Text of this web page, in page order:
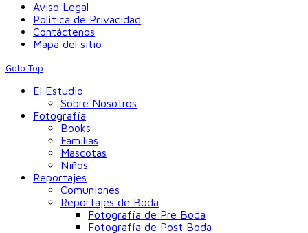
Aviso Legal
Política de Privacidad
Contáctenos
Mapa del sitio
Goto Top
El Estudio
Sobre Nosotros
Fotografía
Books
Familias
Mascotas
Niños
Reportajes
Comuniones
Reportajes de Boda
Fotografía de Pre Boda
Fotografía de Post Boda